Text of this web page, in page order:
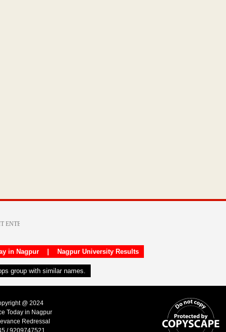
in Nagpur| Nagpur University Results
group with similar names.
@ 2024
Today in Nagpur
Redressal
/ 9209747521